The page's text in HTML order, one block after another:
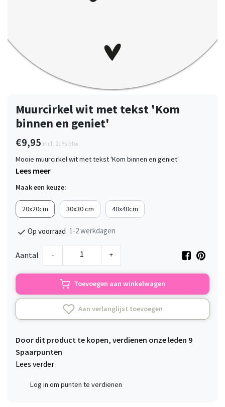
Muurcirkel wit met tekst 'Kom
binnen en geniet'
€9,95 incl. 21% btw
Mooie muurcirkel wit met tekst 'Kom binnen en geniet'
Lees meer
Maak een keuze:
20x20cm 30x30 cm 40x40cm
Op voorraad 1-2 werkdagen
Aantal - +
Toevoegen aan winkelwagen
Aan verlanglijst toevoegen
Door dit product te kopen, verdienen onze leden 9
Spaarpunten
Lees verder
Log in om punten te verdienen